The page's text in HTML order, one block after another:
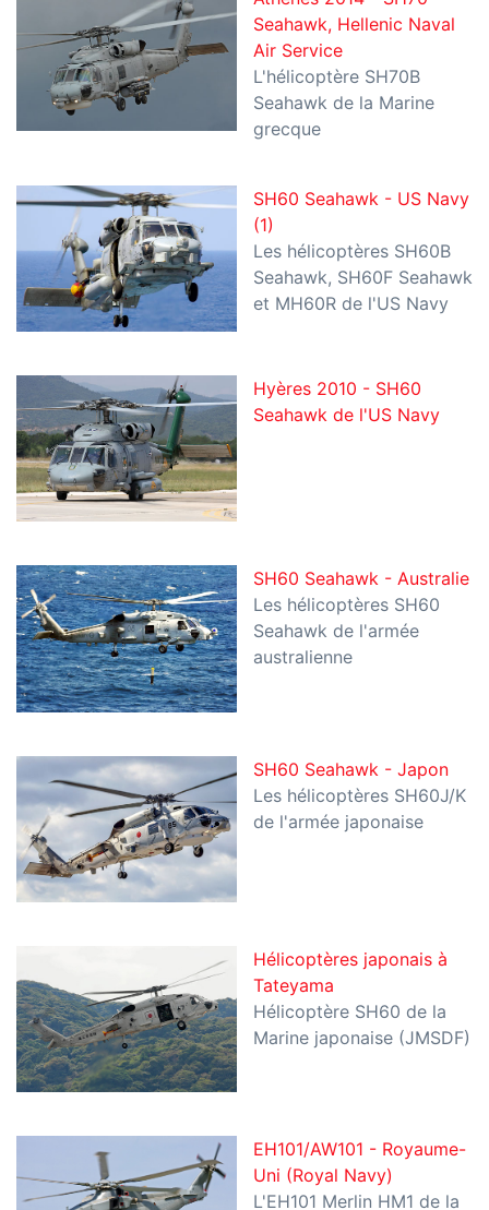
Seahawk, Hellenic Naval
Air Service
L'hélicoptère SH70B
Seahawk de la Marine
grecque
SH60 Seahawk - US Navy
(1)
Les hélicoptères SH60B
Seahawk, SH60F Seahawk
et MH60R de l'US Navy
Hyères 2010 - SH60
Seahawk de l'US Navy
SH60 Seahawk - Australie
Les hélicoptères SH60
Seahawk de l'armée
australienne
SH60 Seahawk - Japon
Les hélicoptères SH60J/K
de l'armée japonaise
Hélicoptères japonais à
Tateyama
Hélicoptère SH60 de la
Marine japonaise (JMSDF)
EH101/AW101 - Royaume-
Uni (Royal Navy)
L'EH101 Merlin HM1 de la